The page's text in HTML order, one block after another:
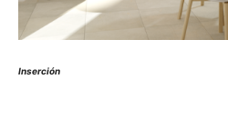
Inserción